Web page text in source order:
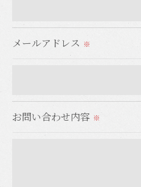
メールアドレス ※
お問い合わせ内容 ※